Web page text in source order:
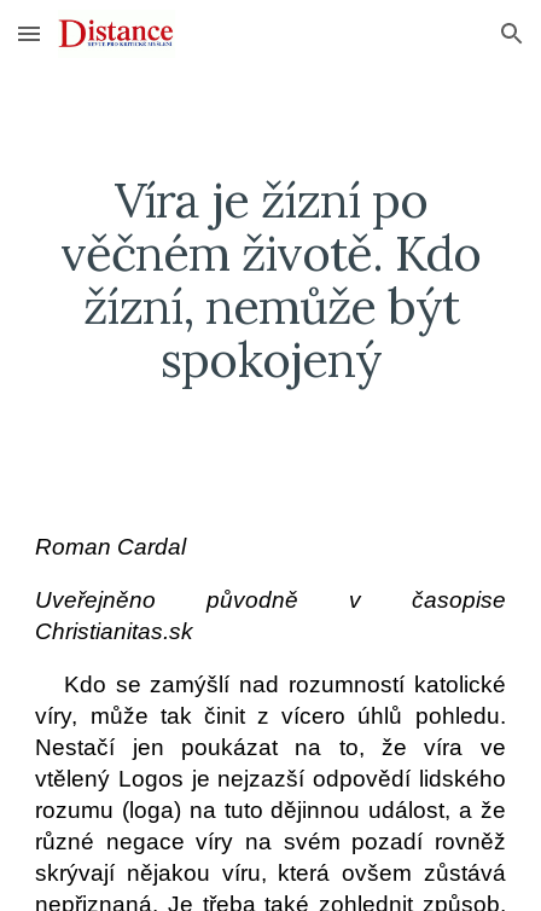
Skip to main content Skip to navigation
Víra je žízní po
věčném životě. Kdo
žízní, nemůže být
spokojený
Roman Cardal
Uveřejněno původně v časopise
Christianitas.sk
Kdo se zamýšlí nad rozumností katolické
víry, může tak činit z vícero úhlů pohledu.
Nestačí jen poukázat na to, že víra ve
vtělený Logos je nejzazší odpovědí lidského
rozumu (loga) na tuto dějinnou událost, a že
různé negace víry na svém pozadí rovněž
skrývají nějakou víru, která ovšem zůstává
nepřiznaná. Je třeba také zohlednit způsob,